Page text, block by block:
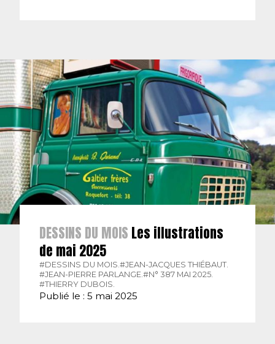
DESSINS DU MOIS Les illustrations
de mai 2025
#DESSINS DU MOIS. #JEAN-JACQUES THIÉBAUT.
#JEAN-PIERRE PARLANGE. #N° 387 MAI 2025.
#THIERRY DUBOIS.
Publié le : 5 mai 2025